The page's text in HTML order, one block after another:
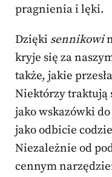
pragnienia i lęki.
Dzięki sennikowi
kryje się za
także, jakie
Niektórzy traktują
jako wskazówki
jako odbicie
Niezależnie od
cennym